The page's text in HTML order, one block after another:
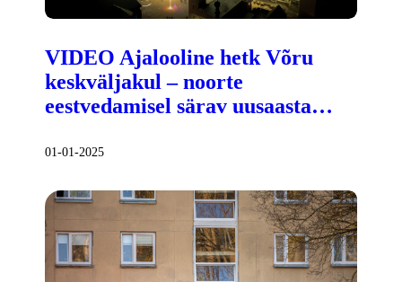
VIDEO Ajalooline hetk Võru
keskväljakul – noorte
eestvedamisel särav uusaasta…
01-01-2025